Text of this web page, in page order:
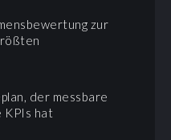
zur
der messbare
KPIs hat